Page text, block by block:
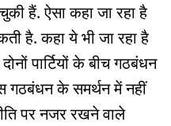
हैं. ऐसा कहा जा रहा है
है. कहा ये भी जा रहा है
पार्टियों के बीच गठबंधन
गठबंधन के समर्थन में नहीं
पर नजर रखने वाले